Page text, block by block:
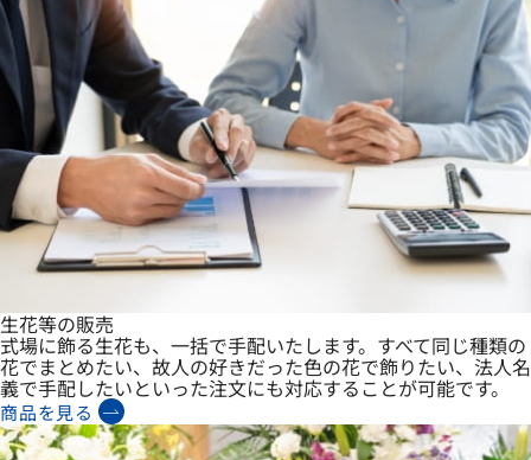
生花等の販売
式場に飾る生花も、一括で手配いたします。すべて同じ種類の
花でまとめたい、故人の好きだった色の花で飾りたい、法人名
義で手配したいといった注文にも対応することが可能です。
商品を見る